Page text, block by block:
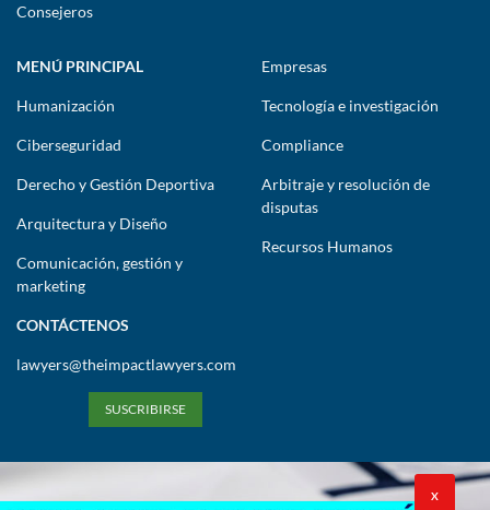
Consejeros
MENÚ PRINCIPAL
Humanización
Ciberseguridad
Derecho y Gestión Deportiva
Arquitectura y Diseño
Comunicación, gestión y
marketing
Empresas
Tecnología e investigación
Compliance
Arbitraje y resolución de
disputas
Recursos Humanos
CONTÁCTENOS
lawyers@theimpactlawyers.com
SUSCRIBIRSE
X